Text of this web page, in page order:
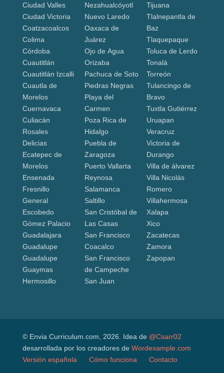
Ciudad Valles
Ciudad Victoria
Coatzacoalcos
Colima
Córdoba
Cuautitlán
Cuautitlán Izcalli
Cuautla de
Morelos
Cuernavaca
Culiacán
Rosales
Delicias
Ecatepec de
Morelos
Ensenada
Fresnillo
General
Escobedo
Gómez Palacio
Guadalajara
Guadalupe
Guadalupe
Guaymas
Hermosillo
Nezahualcóyotl
Nuevo Laredo
Oaxaca de
Juárez
Ojo de Agua
Orizaba
Pachuca de Soto
Piedras Negras
Playa del
Carmen
Poza Rica de
Hidalgo
Puebla de
Zaragoza
Puerto Vallarta
Reynosa
Salamanca
Saltillo
San Cristóbal de
Las Casas
San Francisco
Coacalco
San Francisco
de Campeche
San Juan
Tijuana
Tlalnepantla de
Baz
Tlaquepaque
Toluca de Lerdo
Tonalá
Torreón
Tulancingo de
Bravo
Tuxtla Gutiérrez
Uruapan
Veracruz
Victoria de
Durango
Villa de álvarez
Villa Nicolás
Romero
Villahermosa
Xalapa
Xico
Zacatecas
Zamora
Zapopan
© Envia Curriculum.com, 2026. Idea de @Csarr02
desarrollada por los creadores de Wordexample.com
Versión española
Cómo funciona Contacto